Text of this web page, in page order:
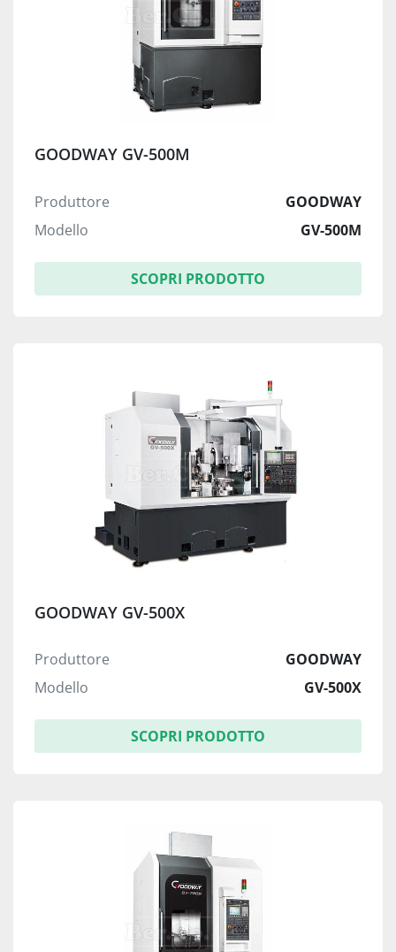
GOODWAY GV-500M
Produttore
GOODWAY
Modello
GV-500M
SCOPRI PRODOTTO
GOODWAY GV-500X
Produttore
GOODWAY
Modello
GV-500X
SCOPRI PRODOTTO